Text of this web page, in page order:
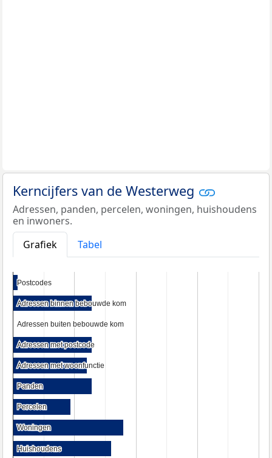
Kerncijfers van de Westerweg
Adressen, panden, percelen, woningen, huishoudens
en inwoners.
Grafiek
Tabel
Postcodes
Postcodes
Adressen binnen bebouwde kom
Adressen binnen bebouwde kom
Adressen buiten bebouwde kom
Adressen buiten bebouwde kom
Adressen met postcode
Adressen met postcode
Adressen met woonfunctie
Adressen met woonfunctie
Panden
Panden
Percelen
Percelen
Woningen
Woningen
Huishoudens
Huishoudens